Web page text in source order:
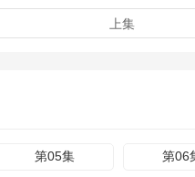
上集
第05集 第06